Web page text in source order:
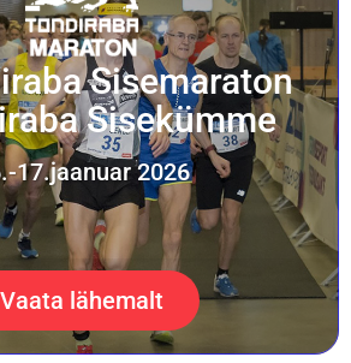
Sisemaraton
Sisekümme
17.jaanuar 2026
Vaata lähemalt